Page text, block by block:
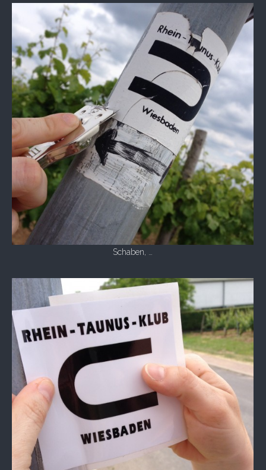
Schaben, …